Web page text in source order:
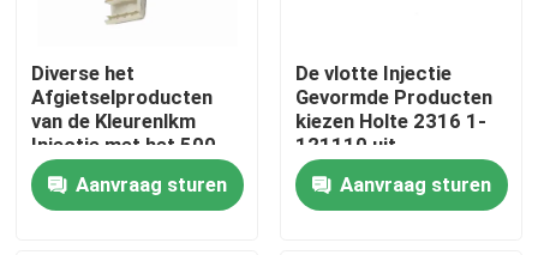
Huis
Diverse het
Afgietselproducten
van de Kleurenlkm
Injectie met het 500
Vormleven
Aanvraag sturen
De vlotte Injectie
Gevormde Producten
kiezen Holte 2316 1-
121110 uit
Aanvraag sturen